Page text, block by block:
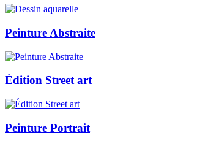
Peinture Abstraite
Édition Street art
Peinture Portrait